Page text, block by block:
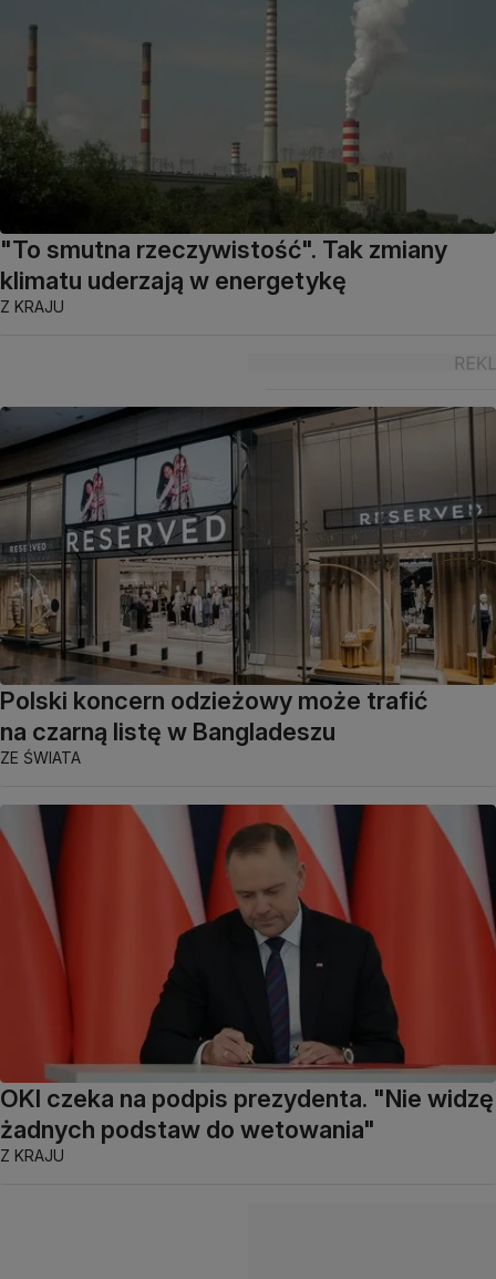
"To smutna rzeczywistość". Tak zmiany
klimatu uderzają w energetykę
Z KRAJU
Polski koncern odzieżowy może trafić
na czarną listę w Bangladeszu
ZE ŚWIATA
OKI czeka na podpis prezydenta. "Nie widzę
żadnych podstaw do wetowania"
Z KRAJU